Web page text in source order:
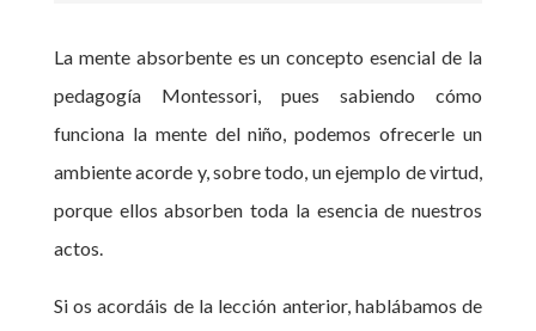
La mente absorbente es un concepto esencial de la
pedagogía Montessori, pues sabiendo cómo
funciona la mente del niño, podemos ofrecerle un
ambiente acorde y, sobre todo, un ejemplo de virtud,
porque ellos absorben toda la esencia de nuestros
actos.
Si os acordáis de la lección anterior, hablábamos de